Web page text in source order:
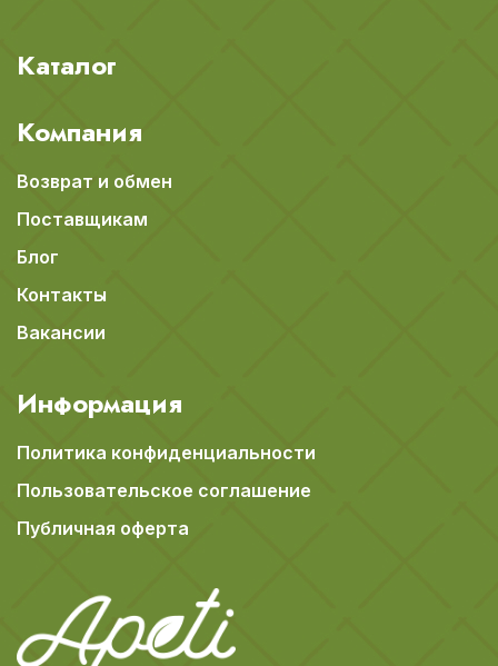
Каталог
Компания
Возврат и обмен
Поставщикам
Блог
Контакты
Вакансии
Информация
Политика конфиденциальности
Пользовательское соглашение
Публичная оферта